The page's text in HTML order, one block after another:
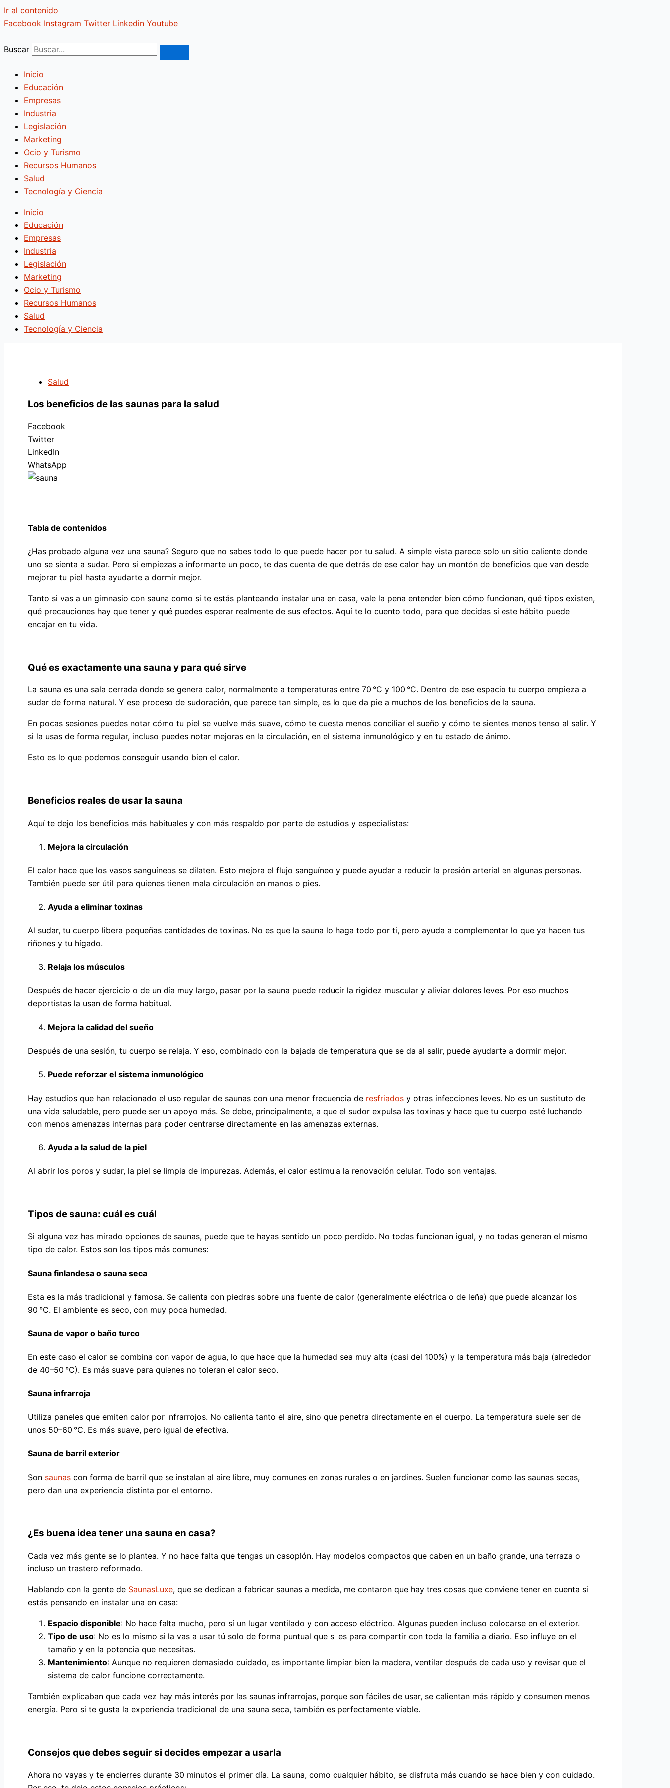
Ir al contenido
Facebook Instagram Twitter Linkedin Youtube
Buscar
Inicio
Educación
Empresas
Industria
Legislación
Marketing
Ocio y Turismo
Recursos Humanos
Salud
Tecnología y Ciencia
Inicio
Educación
Empresas
Industria
Legislación
Marketing
Ocio y Turismo
Recursos Humanos
Salud
Tecnología y Ciencia
Salud
Los beneficios de las saunas para la salud
Facebook
Twitter
LinkedIn
WhatsApp
Tabla de contenidos
¿Has probado alguna vez una sauna? Seguro que no sabes todo lo que puede hacer por tu salud. A simple vista parece solo un sitio caliente donde
uno se sienta a sudar. Pero si empiezas a informarte un poco, te das cuenta de que detrás de ese calor hay un montón de beneficios que van desde
mejorar tu piel hasta ayudarte a dormir mejor.
Tanto si vas a un gimnasio con sauna como si te estás planteando instalar una en casa, vale la pena entender bien cómo funcionan, qué tipos existen,
qué precauciones hay que tener y qué puedes esperar realmente de sus efectos. Aquí te lo cuento todo, para que decidas si este hábito puede
encajar en tu vida.
Qué es exactamente una sauna y para qué sirve
La sauna es una sala cerrada donde se genera calor, normalmente a temperaturas entre 70 °C y 100 °C. Dentro de ese espacio tu cuerpo empieza a
sudar de forma natural. Y ese proceso de sudoración, que parece tan simple, es lo que da pie a muchos de los beneficios de la sauna.
En pocas sesiones puedes notar cómo tu piel se vuelve más suave, cómo te cuesta menos conciliar el sueño y cómo te sientes menos tenso al salir. Y
si la usas de forma regular, incluso puedes notar mejoras en la circulación, en el sistema inmunológico y en tu estado de ánimo.
Esto es lo que podemos conseguir usando bien el calor.
Beneficios reales de usar la sauna
Aquí te dejo los beneficios más habituales y con más respaldo por parte de estudios y especialistas:
Mejora la circulación
El calor hace que los vasos sanguíneos se dilaten. Esto mejora el flujo sanguíneo y puede ayudar a reducir la presión arterial en algunas personas.
También puede ser útil para quienes tienen mala circulación en manos o pies.
Ayuda a eliminar toxinas
Al sudar, tu cuerpo libera pequeñas cantidades de toxinas. No es que la sauna lo haga todo por ti, pero ayuda a complementar lo que ya hacen tus
riñones y tu hígado.
Relaja los músculos
Después de hacer ejercicio o de un día muy largo, pasar por la sauna puede reducir la rigidez muscular y aliviar dolores leves. Por eso muchos
deportistas la usan de forma habitual.
Mejora la calidad del sueño
Después de una sesión, tu cuerpo se relaja. Y eso, combinado con la bajada de temperatura que se da al salir, puede ayudarte a dormir mejor.
Puede reforzar el sistema inmunológico
Hay estudios que han relacionado el uso regular de saunas con una menor frecuencia de resfriados y otras infecciones leves. No es un sustituto de
una vida saludable, pero puede ser un apoyo más. Se debe, principalmente, a que el sudor expulsa las toxinas y hace que tu cuerpo esté luchando
con menos amenazas internas para poder centrarse directamente en las amenazas externas.
Ayuda a la salud de la piel
Al abrir los poros y sudar, la piel se limpia de impurezas. Además, el calor estimula la renovación celular. Todo son ventajas.
Tipos de sauna: cuál es cuál
Si alguna vez has mirado opciones de saunas, puede que te hayas sentido un poco perdido. No todas funcionan igual, y no todas generan el mismo
tipo de calor. Estos son los tipos más comunes:
Sauna finlandesa o sauna seca
Esta es la más tradicional y famosa. Se calienta con piedras sobre una fuente de calor (generalmente eléctrica o de leña) que puede alcanzar los
90 °C. El ambiente es seco, con muy poca humedad.
Sauna de vapor o baño turco
En este caso el calor se combina con vapor de agua, lo que hace que la humedad sea muy alta (casi del 100%) y la temperatura más baja (alrededor
de 40–50 °C). Es más suave para quienes no toleran el calor seco.
Sauna infrarroja
Utiliza paneles que emiten calor por infrarrojos. No calienta tanto el aire, sino que penetra directamente en el cuerpo. La temperatura suele ser de
unos 50–60 °C. Es más suave, pero igual de efectiva.
Sauna de barril exterior
Son saunas con forma de barril que se instalan al aire libre, muy comunes en zonas rurales o en jardines. Suelen funcionar como las saunas secas,
pero dan una experiencia distinta por el entorno.
¿Es buena idea tener una sauna en casa?
Cada vez más gente se lo plantea. Y no hace falta que tengas un casoplón. Hay modelos compactos que caben en un baño grande, una terraza o
incluso un trastero reformado.
Hablando con la gente de SaunasLuxe, que se dedican a fabricar saunas a medida, me contaron que hay tres cosas que conviene tener en cuenta si
estás pensando en instalar una en casa:
Espacio disponible: No hace falta mucho, pero sí un lugar ventilado y con acceso eléctrico. Algunas pueden incluso colocarse en el exterior.
Tipo de uso: No es lo mismo si la vas a usar tú solo de forma puntual que si es para compartir con toda la familia a diario. Eso influye en el
tamaño y en la potencia que necesitas.
Mantenimiento: Aunque no requieren demasiado cuidado, es importante limpiar bien la madera, ventilar después de cada uso y revisar que el
sistema de calor funcione correctamente.
También explicaban que cada vez hay más interés por las saunas infrarrojas, porque son fáciles de usar, se calientan más rápido y consumen menos
energía. Pero si te gusta la experiencia tradicional de una sauna seca, también es perfectamente viable.
Consejos que debes seguir si decides empezar a usarla
Ahora no vayas y te encierres durante 30 minutos el primer día. La sauna, como cualquier hábito, se disfruta más cuando se hace bien y con cuidado.